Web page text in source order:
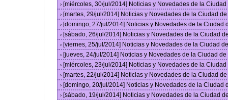
› [miércoles, 30/jul/2014] Noticias y Novedades de la
› [martes, 29/jul/2014] Noticias y Novedades de la Ciudad
› [domingo, 27/jul/2014] Noticias y Novedades de la Ciudad
› [sábado, 26/jul/2014] Noticias y Novedades de la Ciudad
› [viernes, 25/jul/2014] Noticias y Novedades de la Ciudad
› [jueves, 24/jul/2014] Noticias y Novedades de la Ciudad
› [miércoles, 23/jul/2014] Noticias y Novedades de la
› [martes, 22/jul/2014] Noticias y Novedades de la Ciudad
› [domingo, 20/jul/2014] Noticias y Novedades de la Ciudad
› [sábado, 19/jul/2014] Noticias y Novedades de la Ciudad